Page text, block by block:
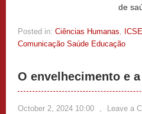
de
Posted in: Ciências Humanas, ICSE
Comunicação Saúde Educação
O envelhecimento e
October 2, 2024 10:00 , Leave a